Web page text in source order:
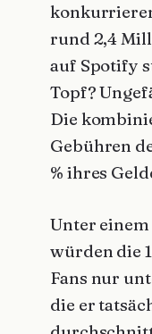
rund 2,4
auf Spotify
Topf?
Die
Gebühren
% ihres
Unter
würden die
Fans nur
die er